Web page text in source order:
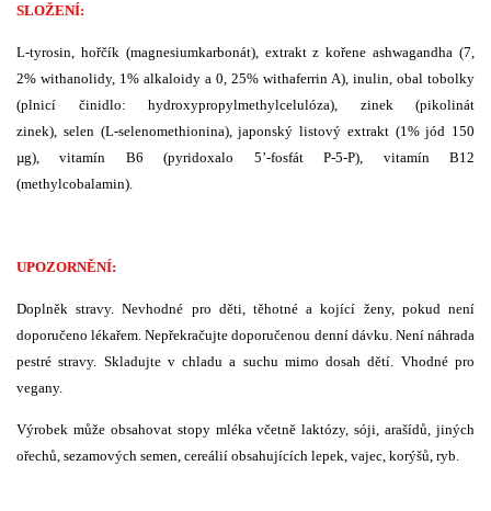
SLOŽENÍ:
L-tyrosin, hořčík (magnesiumkarbonát), extrakt z kořene ashwagandha (7,
2% withanolidy, 1% alkaloidy a 0, 25% withaferrin A), inulin, obal tobolky
(plnicí činidlo: hydroxypropylmethylcelulóza), zinek (pikolinát
zinek), selen (L-selenomethionina), japonský listový extrakt (1% jód 150
µg), vitamín B6 (pyridoxalo 5’-fosfát P-5-P), vitamín B12
(methylcobalamin).
UPOZORNĚNÍ:
Doplněk stravy. Nevhodné pro děti, těhotné a kojící ženy, pokud není
doporučeno lékařem. Nepřekračujte doporučenou denní dávku. Není náhrada
pestré stravy. Skladujte v chladu a suchu mimo dosah dětí. Vhodné pro
vegany.
Výrobek může obsahovat stopy mléka včetně laktózy, sóji, arašídů, jiných
ořechů, sezamových semen, cereálií obsahujících lepek, vajec, korýšů, ryb.